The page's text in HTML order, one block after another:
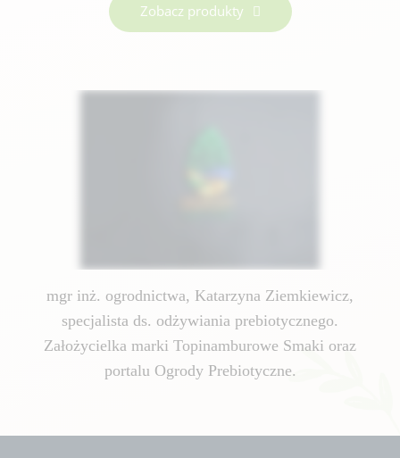
mgr inż. ogrodnictwa, Katarzyna Ziemkiewicz,
specjalista ds. odżywiania prebiotycznego.
Założycielka marki Topinamburowe Smaki oraz
portalu Ogrody Prebiotyczne.
Zobacz produkty